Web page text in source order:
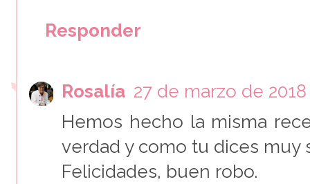
Responder
Rosalía 27 de marzo de 2018
Hemos hecho la misma
verdad y como tu dices muy
Felicidades, buen robo.